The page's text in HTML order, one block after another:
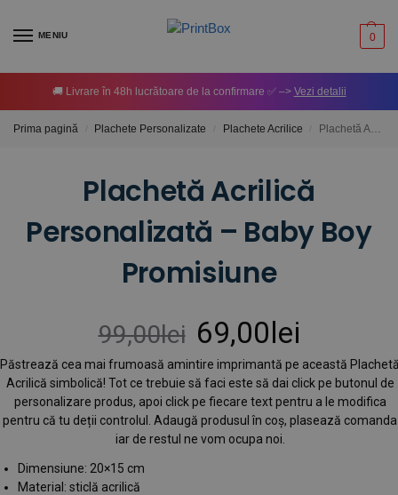
MENIU 0
🚚 Livrare în 48h lucrătoare de la confirmare ✅ –> Vezi detalii
Prima pagină Plachete Personalizate Plachete Acrilice Plachetă Acrilică Personalizată – Baby Boy Promisiune
Plachetă Acrilică
Personalizată – Baby Boy
Promisiune
99,00lei 69,00lei
Păstrează cea mai frumoasă amintire imprimantă pe această
Acrilică simbolică! Tot ce trebuie să faci este să dai click pe butonul de
personalizare produs, apoi click pe fiecare text pentru a le modifica
pentru că tu deții controlul. Adaugă produsul în coș, plasează comanda
iar de restul ne vom ocupa noi.
Dimensiune: 20×15 cm
Material: sticlă acrilică